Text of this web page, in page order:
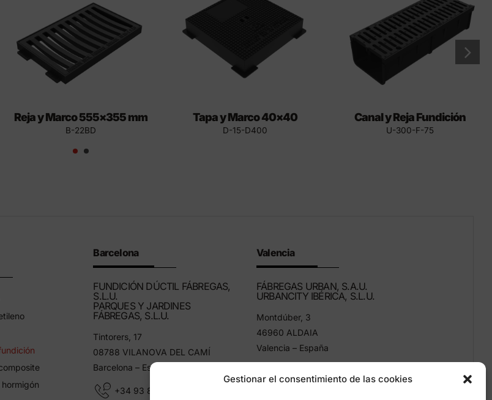
Gestionar el consentimiento de las cookies
Reja y Marco 555×355 mm
B-22BD
Tapa y Marco 40×40
D-15-D400
Canal y Reja Fundición
U-300-F-75
Barcelona
FUNDICIÓN DÚCTIL FÁBREGAS,
S.L.U.
PARQUES Y JARDINES
FÁBREGAS, S.L.U.
Tintorers, 17
08788 VILANOVA DEL CAMÍ
Barcelona – España
+34 93 805 11 25
Valencia
FÁBREGAS URBAN, S.A.U.
URBANCITY IBÉRICA, S.L.U.
Montdúber, 3
46960 ALDAIA
Valencia – España